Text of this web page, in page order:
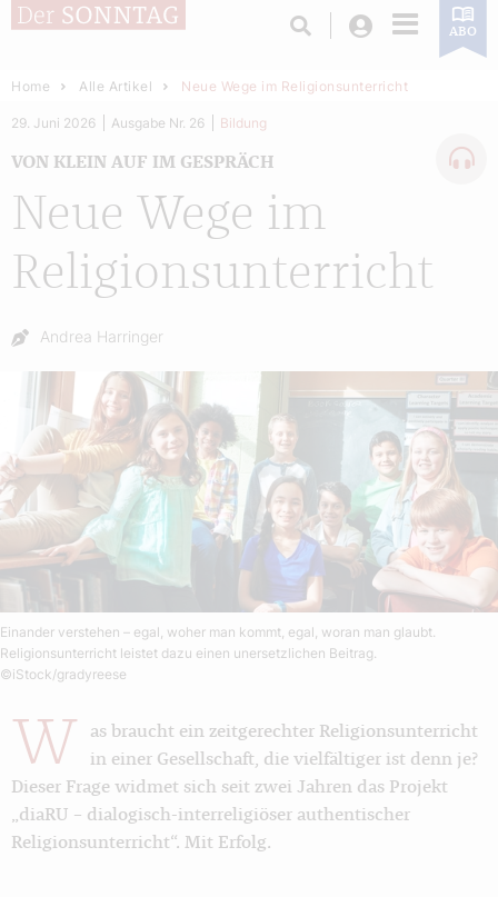
Login ABO
Home Alle Artikel Neue Wege im Religionsunterricht
Neue Wege im
Religionsunterricht
VON KLEIN AUF IM GESPRÄCH
29. Juni 2026 Ausgabe Nr. 26 Bildung
Autor:
Andrea Harringer
Einander verstehen – egal, woher man kommt, egal, woran man glaubt.
Religionsunterricht leistet dazu einen unersetzlichen Beitrag.
©iStock/gradyreese
W
as braucht ein zeitgerechter Religionsunterricht
in einer Gesellschaft, die vielfältiger ist denn je?
Dieser Frage widmet sich seit zwei Jahren das Projekt
„diaRU – dialogisch-interreligiöser authentischer
Religionsunterricht“. Mit Erfolg.